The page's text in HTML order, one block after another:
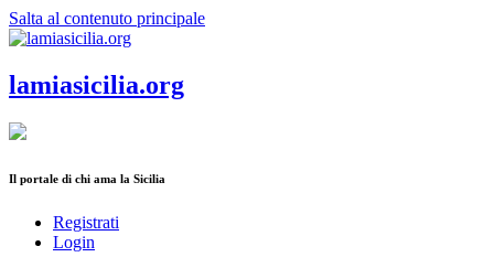
Salta al contenuto principale
lamiasicilia.org
Il portale di chi ama la Sicilia
Registrati
Login